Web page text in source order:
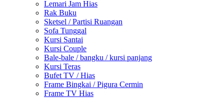
Lemari Jam Hias
Rak Buku
Sketsel / Partisi Ruangan
Sofa Tunggal
Kursi Santai
Kursi Couple
Bale-bale / bangku / kursi panjang
Kursi Teras
Bufet TV / Hias
Frame Bingkai / Pigura Cermin
Frame TV Hias